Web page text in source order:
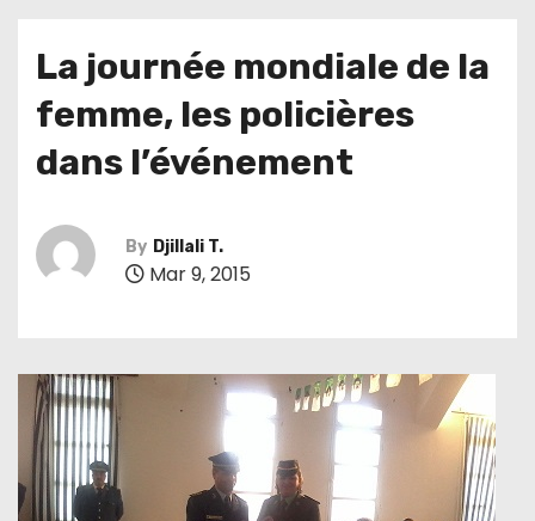
La journée mondiale de la
femme, les policières
dans l’événement
By Djillali T.
Mar 9, 2015